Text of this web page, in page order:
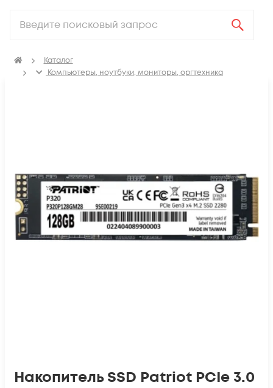
Каталог
Компьютеры, ноутбуки, мониторы, оргтехника
Накопитель SSD Patriot PCIe 3.0